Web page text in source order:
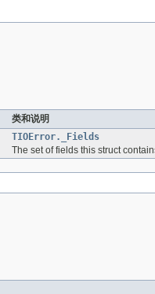
类和说明
TIOError._Fields
The set of fields this struct